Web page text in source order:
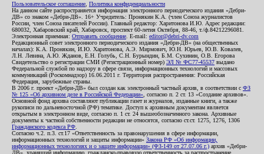
Пользовательское соглашение Политика конфиденциальности
На данном сайте распространяется информация электронного периодического издания «Дебри-
ДВ» со знаком «Дебри-ДВ». 16+ Учредитель: Пронякин К.А. (член Союза журналистов
России, член Союза писателей России). Главный редактор: Харитонова И.Ю. Адрес редакции:
680032, Хабаровский край, Хабаровск, проспект 60-летия Октября, 88-46, т./ф.84212296081.
Электронная приемная: Отправить сообщение . E-mail: editor@debri-dv.com
Редакционный совет электронного периодического издания «Дебри-ДВ» (на общественных
началах): К.А. Пронякин, И.Ю. Харитонова, А.Э. Мирмович, Ю.Н. Юрьев, Ю.В. Ковалев,
Л.Н. Левина, А.Ю. Жданов, Е.Н. Голубь, С.Н. Бурындин, Б.М. Сухинин, О.В. Егорова
Свидетельство о регистрации СМИ (Регистрационный номер) ЭЛ № ФС77-45537 выдано
Федеральной службой по надзору в сфере связи, информационных технологий и массовых
коммуникаций (Роскомнадзор) 16.06.2011 г. Территория распространения: Российская
Федерация, зарубежные страны.
В 2006 г. проект «Дебри-ДВ» был создан как электронный частный архив, в соответствии с ФЗ
№ 125 «Об архивном деле в Российской Федерации» , согласно п. 2 ст. 13 «Создание архивов».
Основной фонд архива составляют публикации газет и журналов, изданные книги, а также
рукописи по дальневосточной (РФ) тематике. Доступ к архивным документам является
открытым в электронном виде, согласно п. 1 ст. 24 вышеобозначенного закона. Архивные
документы к частной собственности редакции не относятся, согласно ст.ст. 1275, 1276, 1306
Гражданского кодекса РФ
Согласно ч.2. п.3. ст.17 «Ответственность за правонарушения в сфере информации,
информационных технологий и защиты информации» Закона РФ «Об информации,
информационных технологиях и о защите информации» (ФЗ-149 от 27.07.06 г.) архив «Дебри-
ДВ», хранящий информацию, гражданско-правовую ответственность за распространение